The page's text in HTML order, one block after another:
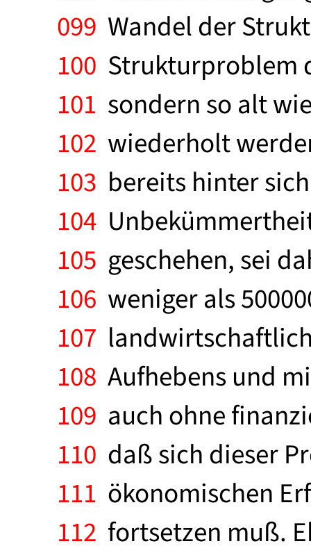
099 Wandel der
100 Strukturproblem
101 sondern so alt
102 wiederholt
103 bereits hinter
104
105 geschehen, sei
106 weniger als
107
108 Aufhebens und
109 auch ohne
110 daß sich dieser
111 ökonomischen
112 fortsetzen muß.